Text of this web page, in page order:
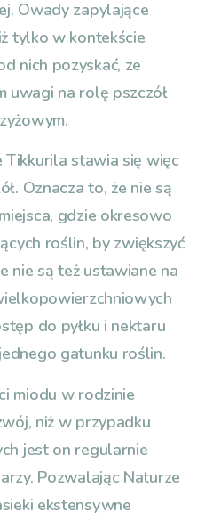
Owady zapylające
tylko w kontekście
nich pozyskać, ze
uwagi na rolę pszczół
stawia się więc
Oznacza to, że nie są
gdzie okresowo
roślin, by zwiększyć
nie są też ustawiane na
do pyłku i nektaru
gatunku roślin.
miodu w rodzinie
niż w przypadku
jest on regularnie
Pozwalając Naturze
ekstensywne